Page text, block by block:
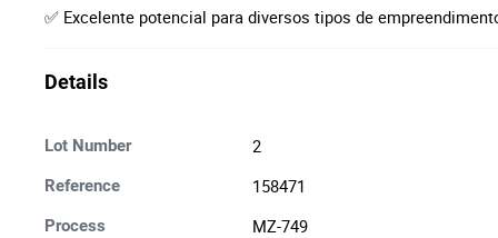
✅ Excelente potencial para diversos tipos de
Details
Lot Number 2
Reference 158471
Process MZ-749